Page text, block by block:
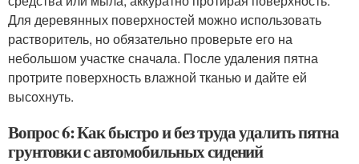
Для деревянных поверхностей можно использовать
растворитель, но обязательно проверьте его на
небольшом участке сначала. После удаления пятна
протрите поверхность влажной тканью и дайте ей
высохнуть.
Вопрос 6: Как быстро и без труда удалить пятна
грунтовки с автомобильных сидений